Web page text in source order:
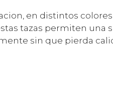
en distintos
tazas permiten una
sin que pierda